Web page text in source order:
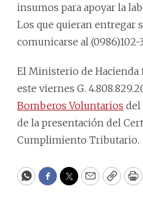
insumos para apoyar la
Los que quieran entregar
comunicarse al (0986)102-
El Ministerio de
este viernes G.
Bomberos Voluntarios del
de la presentación del
Cumplimiento Tributario.
WhatsApp
Facebook
Twitter
EmailCopy